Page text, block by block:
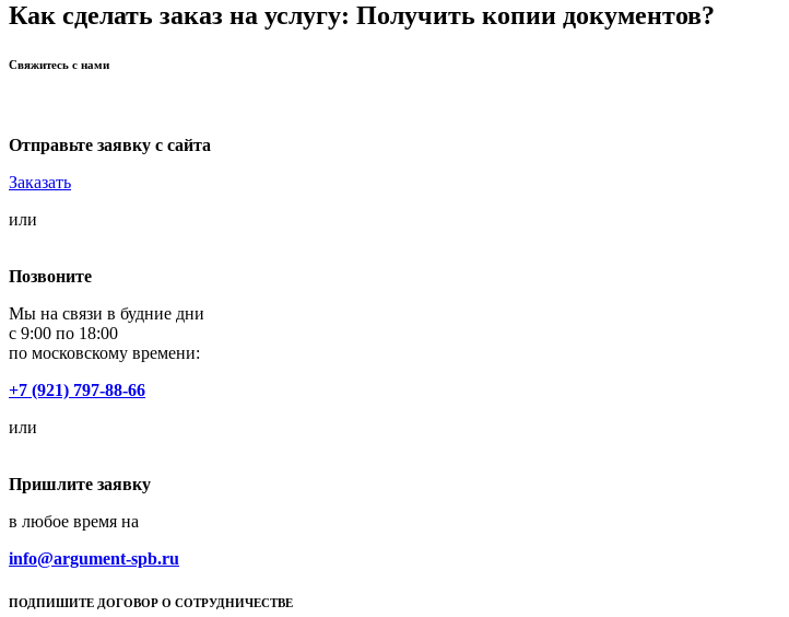
Как сделать заказ на услугу: Получить копии документов?
Свяжитесь с нами
Отправьте заявку с сайта
Заказать
или
Позвоните
Мы на связи в будние дни
с 9:00 по 18:00
по московскому времени:
+7 (921) 797-88-66
или
Пришлите заявку
в любое время на
info@argument-spb.ru
ПОДПИШИТЕ ДОГОВОР О СОТРУДНИЧЕСТВЕ